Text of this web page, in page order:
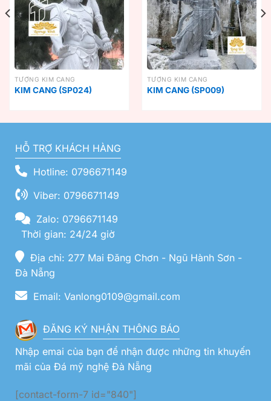
TƯỢNG KIM CANG
KIM CANG (SP024)
TƯỢNG KIM CANG
KIM CANG (SP009)
HỖ TRỢ KHÁCH HÀNG
Hotline: 0796671149
Viber: 0796671149
Zalo: 0796671149
Thời gian: 24/24 giờ
Địa chỉ: 277 Mai Đăng Chơn - Ngũ Hành Sơn -
Đà Nẵng
Email: Vanlong0109@gmail.com
ĐĂNG KÝ NHẬN THÔNG BÁO
Nhập emai của bạn để nhận được những tin khuyến
mãi của Đá mỹ nghệ Đà Nẵng
[contact-form-7 id="840"]